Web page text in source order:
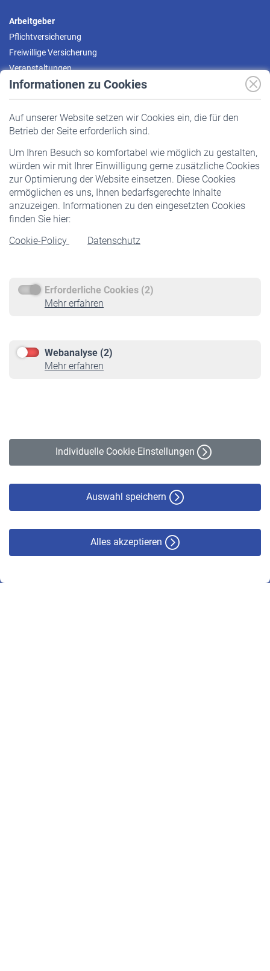
Informationen zu Cookies
Auf unserer Website setzen wir Cookies ein, die für den
Betrieb der Seite erforderlich sind.
Um Ihren Besuch so komfortabel wie möglich zu gestalten,
würden wir mit Ihrer Einwilligung gerne zusätzliche Cookies
zur Optimierung der Website einsetzen. Diese Cookies
ermöglichen es uns, Ihnen bedarfsgerechte Inhalte
anzuzeigen. Informationen zu den eingesetzten Cookies
finden Sie hier:
Cookie-Policy
Datenschutz
Erforderliche Cookies (2)
Mehr erfahren
Webanalyse (2)
Mehr erfahren
Individuelle Cookie-Einstellungen
Auswahl speichern
Alles akzeptieren
Arbeitgeber
Pflichtversicherung
Freiwillige Versicherung
Veranstaltungen
Pflichtversicherung
Staatliche Förderung
Veranstaltungen
Rentner
Rentenbeginn
Rente beantragen
Service
Informationen
Online-Rechner
VBLnewsletter
Erklärung zur Barrierefreiheit
© VBL 2026